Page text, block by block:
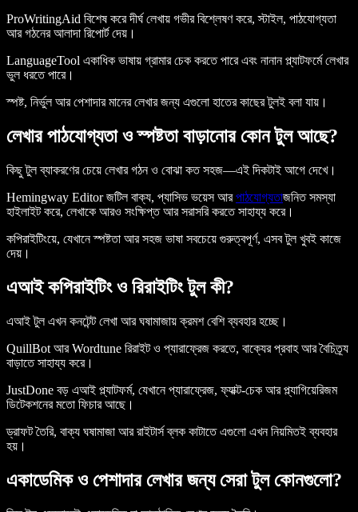
ProWritingAid বিশেষ করে দীর্ঘ লেখায় গভীর বিশ্লেষণ করে, স্টাইল, পাঠযোগ্যতা
আর গঠনের আলাদা রিপোর্ট দেয়।
LanguageTool একাধিক ভাষায় গ্রামার চেক করতে পারে এবং নানান প্ল্যাটফর্মে লেখার
ভুল ধরতে পারে।
স্পষ্ট, নির্ভুল আর পেশাদার মানের লেখার জন্য এগুলো হাতের কাছের টুলই বলা যায়।
লেখার পাঠযোগ্যতা ও স্পষ্টতা বাড়ানোর কোন টুল আছে?
কিছু টুল ব্যাকরণের চেয়ে লেখার গঠন ও বোঝা কত সহজ—এই দিকটাই আগে দেখে।
Hemingway Editor জটিল বাক্য, প্যাসিভ ভয়েস আরপাঠযোগ্যতাজনিত সমস্যা
হাইলাইট করে, লেখাকে আরও সংক্ষিপ্ত আর সরাসরি করতে সাহায্য করে।
কপিরাইটিংয়ে, যেখানে স্পষ্টতা আর সহজ ভাষা সবচেয়ে গুরুত্বপূর্ণ, এসব টুল খুবই কাজে
দেয়।
এআই কপিরাইটিং ও রিরাইটিং টুল কী?
এআই টুল এখন কনটেন্ট লেখা আর ঘষামাজায় ক্রমশ বেশি ব্যবহার হচ্ছে।
QuillBot আর Wordtune রিরাইট ও প্যারাফ্রেজ করতে, বাক্যের প্রবাহ আর বৈচিত্র্য
বাড়াতে সাহায্য করে।
JustDone বড় এআই প্ল্যাটফর্ম, যেখানে প্যারাফ্রেজ, ফ্যাক্ট-চেক আর প্ল্যাগিয়েরিজম
ডিটেকশনের মতো ফিচার আছে।
ড্রাফট তৈরি, বাক্য ঘষামাজা আর রাইটার্স ব্লক কাটাতে এগুলো এখন নিয়মিতই ব্যবহার
হয়।
একাডেমিক ও পেশাদার লেখার জন্য সেরা টুল কোনগুলো?